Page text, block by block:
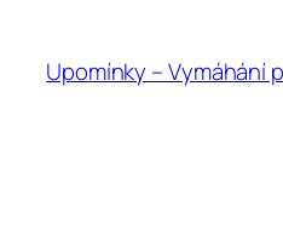
obsahUpomínky – Vymáhání